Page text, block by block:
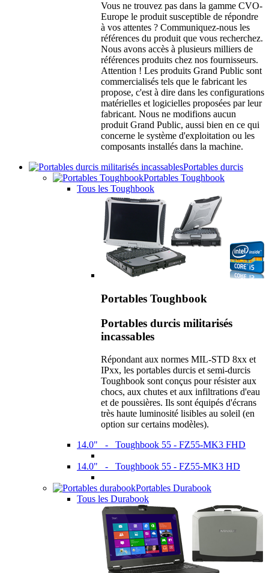
Vous ne trouvez pas dans la gamme CVO-
Europe le produit susceptible de répondre
à vos attentes ? Communiquez-nous les
références du produit que vous recherchez.
Nous avons accès à plusieurs milliers de
références produits chez nos fournisseurs.
Attention ! Les produits Grand Public sont
commercialisés tels que le fabricant les
propose, c'est à dire dans les configurations
matérielles et logicielles proposées par leur
fabricant. Nous ne modifions aucun
produit Grand Public, aussi bien en ce qui
concerne le système d'exploitation ou les
composants installés dans la machine.
Portables durcis
Portables Toughbook
Tous les Toughbook
Portables Toughbook
Portables durcis militarisés
incassables
Répondant aux normes MIL-STD 8xx et
IPxx, les portables durcis et semi-durcis
Toughbook sont conçus pour résister aux
chocs, aux chutes et aux infiltrations d'eau
et de poussières. Ils sont équipés d'écrans
très haute luminosité lisibles au soleil (en
option sur certains modèles).
14.0" - Toughbook 55 - FZ55-MK3 FHD
14.0" - Toughbook 55 - FZ55-MK3 HD
Portables Durabook
Tous les Durabook